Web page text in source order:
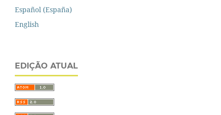
Español (España)
English
EDIÇÃO ATUAL